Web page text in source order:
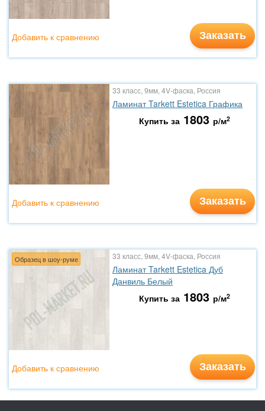
Заказать
Добавить к сравнению
33 класс, 9мм, 4V-фаска, Россия
Ламинат Tarkett Estetica Графика
Купить за 1803 р/м2
Заказать
Добавить к сравнению
Образец в шоу-руме 33 класс, 9мм, 4V-фаска, Россия
Ламинат Tarkett Estetica Дуб
Данвиль Белый
Купить за 1803 р/м2
Заказать
Добавить к сравнению